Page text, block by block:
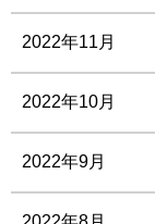
2022年11月
2022年10月
2022年9月